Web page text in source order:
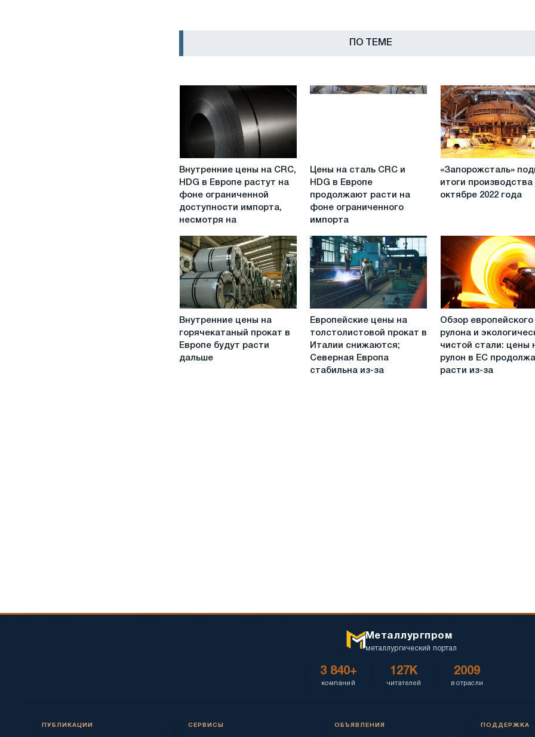
ПО ТЕМЕ
Внутренние
цены
на
CRC,
HDG
Европе
растут
на
фоне
ограниченной
доступности
импорта,
несмотря
на
низкий
спрос
Внутренние цены на CRC,
HDG в Европе растут на
фоне ограниченной
доступности импорта,
несмотря на
Цены
на
CRC
и
в
Европе
продолжают
расти
на
фоне
ограниченного
импорта
Цены на сталь CRC и
HDG в Европе
продолжают расти на
фоне ограниченного
импорта
«Запорожсталь»
подвела
итоги
производства
«Запорожсталь»
итоги производства
октябре 2022 года
Внутренние
цены
на
горячекатаный
прокат
Внутренние цены на
горячекатаный прокат в
Европе будут расти
дальше
Европейские
цены
на
толстолистовой
прокат
Европейские цены на
толстолистовой прокат в
Италии снижаются;
Северная Европа
стабильна из-за
Обзор
европейского
рулона
экологически
чистой
Обзор европейского
рулона и
чистой стали: цены
рулон в ЕС
расти из-за
Металлургпром
металлургический портал
3 840+
компаний
127K
читателей
2009
в отрасли
ПУБЛИКАЦИИ СЕРВИСЫ ОБЪЯВЛЕНИЯ ПОДДЕРЖКА